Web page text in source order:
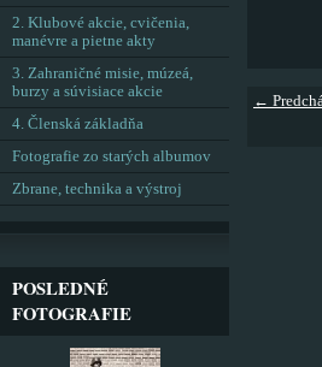
←
2. Klubové akcie, cvičenia,
manévre a pietne akty
3. Zahraničné misie, múzeá,
burzy a súvisiace akcie
4. Členská základňa
Fotografie zo starých albumov
Zbrane, technika a výstroj
POSLEDNÉ
FOTOGRAFIE